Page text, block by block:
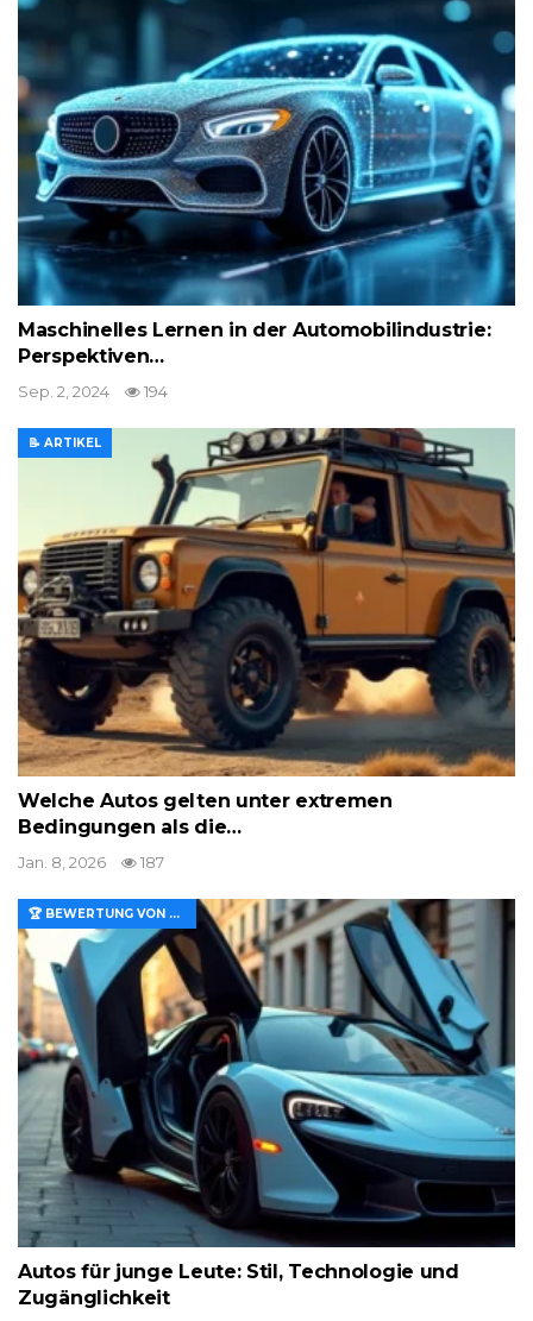
Maschinelles Lernen in der Automobilindustrie:
Perspektiven…
Sep. 2, 2024 194
📝 ARTIKEL
Welche Autos gelten unter extremen
Bedingungen als die…
Jan. 8, 2026 187
🏆 BEWERTUNG VON MERKMALEN UND WERT
Autos für junge Leute: Stil, Technologie und
Zugänglichkeit